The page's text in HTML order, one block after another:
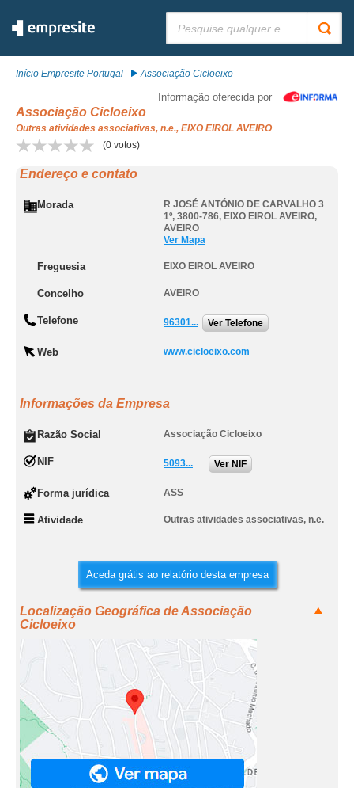
Início Empresite Portugal Associação Cicloeixo
Informação oferecida por
Associação Cicloeixo
Outras atividades associativas, n.e., EIXO EIROL AVEIRO
(0 votos)
Endereço e contato
Morada
R JOSÉ ANTÓNIO DE CARVALHO 3
1º, 3800-786, EIXO EIROL AVEIRO,
AVEIRO
Ver Mapa
Freguesia EIXO EIROL AVEIRO
Concelho AVEIRO
Telefone 96301... Ver Telefone
Web www.cicloeixo.com
Informações da Empresa
Razão Social Associação Cicloeixo
NIF 5093... Ver NIF
Forma jurídica ASS
Atividade Outras atividades associativas, n.e.
Aceda grátis ao relatório desta empresa
Localização Geográfica de Associação
Cicloeixo